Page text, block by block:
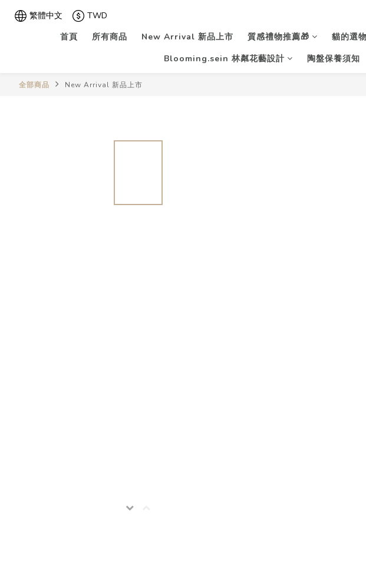
繁體中文 TWD
首頁
所有商品 New Arrival 新品上市 質感禮物推薦🎁 貓的選物
Blooming.sein 林粼花藝設計
陶盤保養須知
全部商品 New Arrival 新品上市